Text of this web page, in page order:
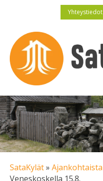
Yhteystiedot
SataKylät» Ajankohtaista
Veneskoskella 15.8.